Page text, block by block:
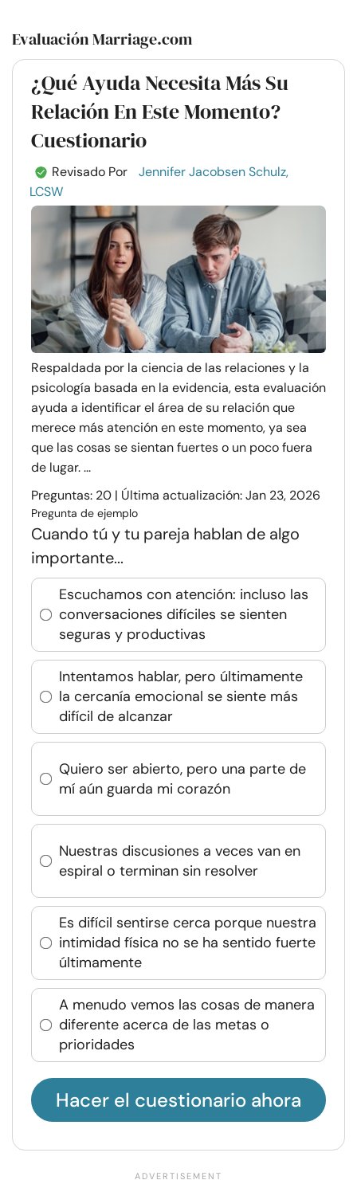
Evaluación Marriage.com
¿Qué Ayuda Necesita Más Su
Relación En Este Momento?
Cuestionario
Revisado Por
Jennifer Jacobsen Schulz,
LCSW
Respaldada por la ciencia de las relaciones y la
psicología basada en la evidencia, esta evaluación
ayuda a identificar el área de su relación que
merece más atención en este momento, ya sea
que las cosas se sientan fuertes o un poco fuera
de lugar. ...
Preguntas: 20 | Última actualización: Jan 23, 2026
Pregunta de ejemplo
Cuando tú y tu pareja hablan de algo
importante...
Escuchamos con atención: incluso las
conversaciones difíciles se sienten
seguras y productivas
Intentamos hablar, pero últimamente
la cercanía emocional se siente más
difícil de alcanzar
Quiero ser abierto, pero una parte de
mí aún guarda mi corazón
Nuestras discusiones a veces van en
espiral o terminan sin resolver
Es difícil sentirse cerca porque nuestra
intimidad física no se ha sentido fuerte
últimamente
A menudo vemos las cosas de manera
diferente acerca de las metas o
prioridades
Hacer el cuestionario ahora